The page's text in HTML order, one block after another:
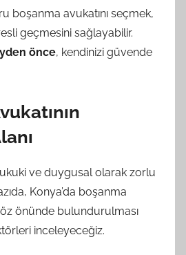
boşanma avukatını seçmek,
geçmesini sağlayabilir.
önce, kendinizi güvende
ve duygusal olarak zorlu
Konya’da boşanma
önünde bulundurulması
inceleyeceğiz.